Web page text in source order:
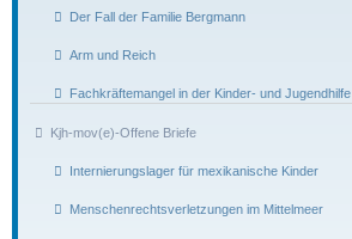
Der Fall der Familie Bergmann
Arm und Reich
Fachkräftemangel in der Kinder- und Jugendhilfe
Kjh-mov(e)-Offene Briefe
Internierungslager für mexikanische Kinder
Menschenrechtsverletzungen im Mittelmeer